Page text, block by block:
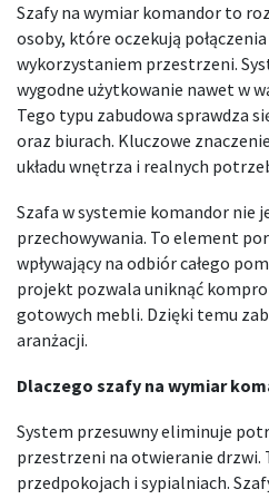
Szafy na wymiar komandor to
osoby, które oczekują
wykorzystaniem przestrzeni.
wygodne użytkowanie nawet w
Tego typu zabudowa sprawdza
oraz biurach. Kluczowe
układu wnętrza i realnych
Szafa w systemie komandor nie
przechowywania. To element
wpływający na odbiór całego
projekt pozwala uniknąć
gotowych mebli. Dzięki temu
aranżacji.
Dlaczego szafy na wymiar
System przesuwny eliminuje
przestrzeni na otwieranie drzwi.
przedpokojach i sypialniach.